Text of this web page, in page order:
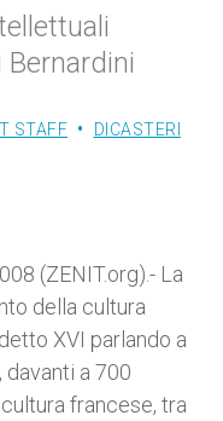
STAFF DICASTERI
(ZENIT.org).- La
della cultura
XVI parlando a
davanti a 700
francese, tra